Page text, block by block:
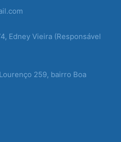
Edney Vieira (Responsável
259, bairro Boa